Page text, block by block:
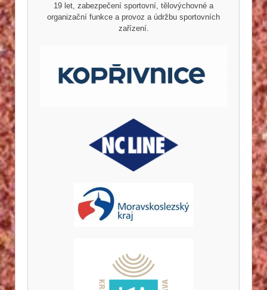
19 let, zabezpečení sportovní, tělovýchovné a
organizační funkce a provoz a údržbu sportovních
zařízení.